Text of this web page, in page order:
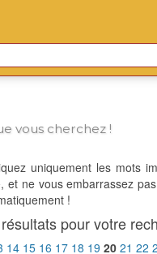
vous cherchez !
uniquement les mots
et ne vous embarrassez
!
pour votre
14 15 16 17 18 19 20 21 22